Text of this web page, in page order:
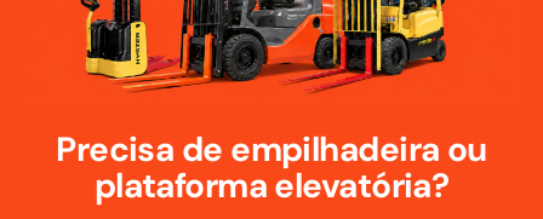
Precisa de empilhadeira ou
plataforma elevatória?